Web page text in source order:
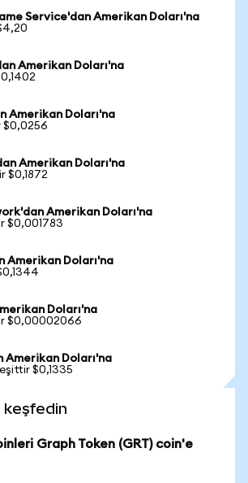
Service'dan Amerikan Doları'na
Amerikan Doları'na
Amerikan Doları'na
$0,0256
Amerikan Doları'na
$0,1872
Amerikan Doları'na
$0,001783
Amerikan Doları'na
Doları'na
$0,00002066
Amerikan Doları'na
$0,1335
keşfedin
Graph Token (GRT) coin'e